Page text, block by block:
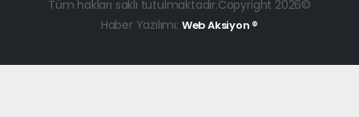
Tüm hakları saklı tutulmaktadır.Copyright 2026©
Haber Yazılımı: Web Aksiyon ®